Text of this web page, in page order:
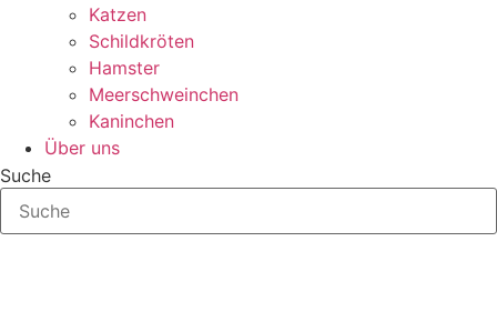
Katzen
Schildkröten
Hamster
Meerschweinchen
Kaninchen
Über uns
Suche